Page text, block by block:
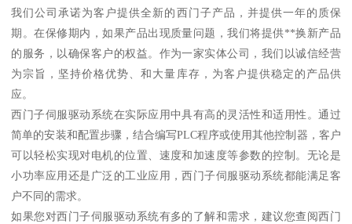
我们公司承诺为客户提供全新的西门子产品，并提供一年的质保
期。在保修期内，如果产品出现质量问题，我们将提供**换新产品
的服务，以确保客户的权益。作为一家实体公司，我们以诚信经营
为宗旨，坚持价格优势、和大量库存，为客户提供稳定的产品供
应。
西门子伺服驱动系统在实际应用中具有高的灵活性和适用性。通过
简单的安装和配置步骤，结合编写PLC程序或使用其他控制器，客户
可以轻松实现对电机的位置、速度和加速度等参数的控制。无论是
小功率应用还是广泛的工业应用，西门子伺服驱动系统都能满足客
户不同的需求。
如果您对西门子伺服驱动系统有多的了解和需求，建议您查阅西门